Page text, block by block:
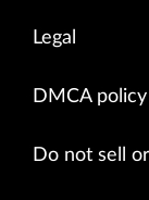
Legal
DMCA policy
Do not sell